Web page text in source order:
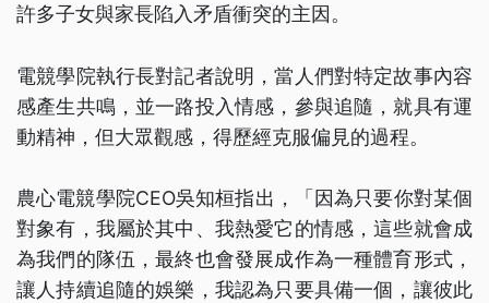
許多子女與家長陷入矛盾衝突的主因。
電競學院執行長對記者說明，當人們對特定故事內容
感產生共鳴，並一路投入情感，參與追隨，就具有運
動精神，但大眾觀感，得歷經克服偏見的過程。
農心電競學院CEO吳知桓指出，「因為只要你對某個
對象有，我屬於其中、我熱愛它的情感，這些就會成
為我們的隊伍，最終也會發展成作為一種體育形式，
讓人持續追隨的娛樂，我認為只要具備一個，讓彼此